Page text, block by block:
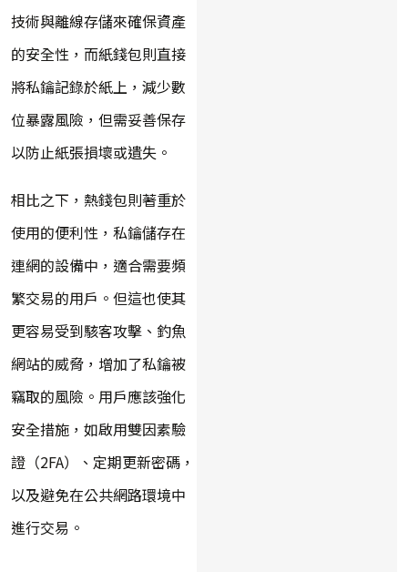
技術與離線存儲來確保資產
的安全性，而紙錢包則直接
將私鑰記錄於紙上，減少數
位暴露風險，但需妥善保存
以防止紙張損壞或遺失。
相比之下，熱錢包則著重於
使用的便利性，私鑰儲存在
連網的設備中，適合需要頻
繁交易的用戶。但這也使其
更容易受到駭客攻擊、釣魚
網站的威脅，增加了私鑰被
竊取的風險。用戶應該強化
安全措施，如啟用雙因素驗
證（2FA）、定期更新密碼，
以及避免在公共網路環境中
進行交易。